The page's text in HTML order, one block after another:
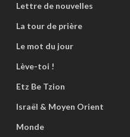
Lettre de nouvelles
La tour de prière
Le mot du jour
Lève-toi !
Etz Be Tzion
Israël & Moyen Orient
Monde